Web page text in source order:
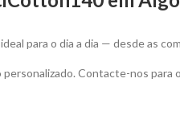
para o dia a dia — desde as
Contacte-nos